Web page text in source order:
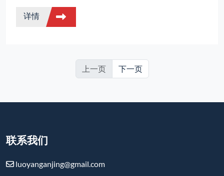
供选择，以适应不同的工艺。
详情
上一页 下一页
联系我们
luoyanganjing@gmail.com